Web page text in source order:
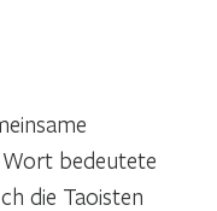
Wort bedeutete
die Taoisten